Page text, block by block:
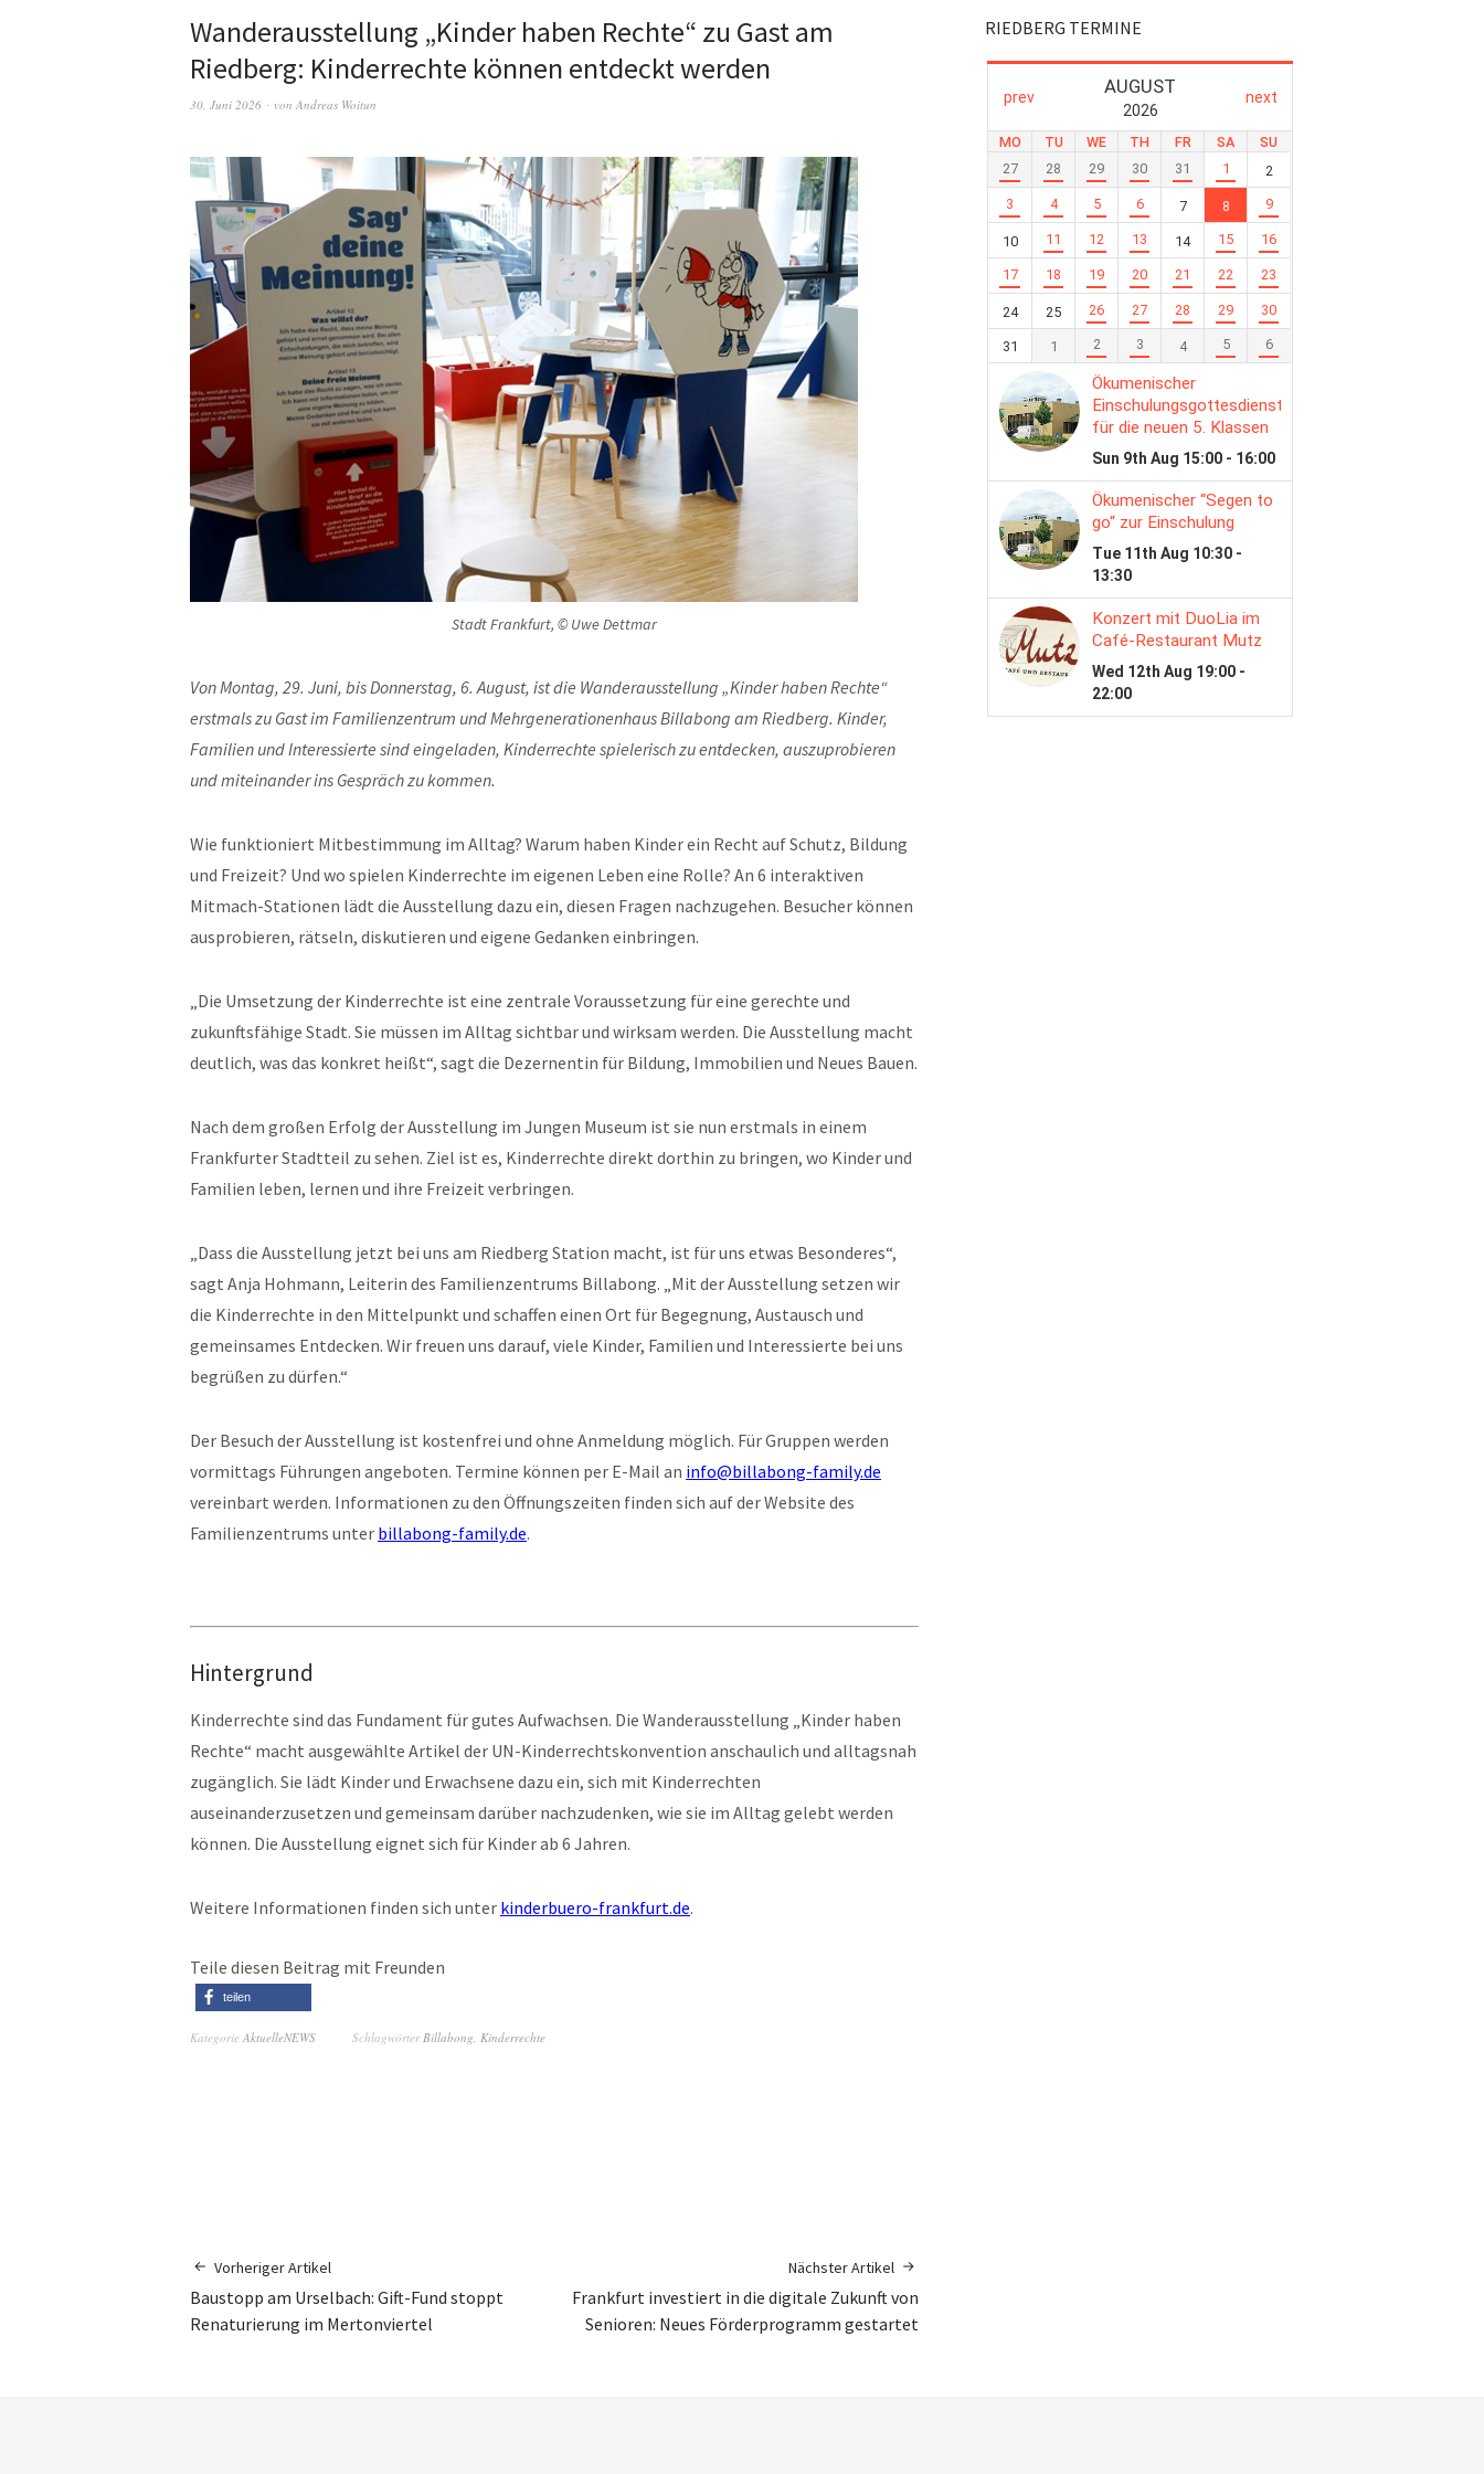
Wanderausstellung „Kinder haben Rechte“ zu Gast am
Riedberg: Kinderrechte können entdeckt werden
30. Juni 2026 von Andreas Woitun
Stadt Frankfurt, © Uwe Dettmar
Von Montag, 29. Juni, bis Donnerstag, 6. August, ist die Wanderausstellung „Kinder haben Rechte“
erstmals zu Gast im Familienzentrum und Mehrgenerationenhaus Billabong am Riedberg. Kinder,
Familien und Interessierte sind eingeladen, Kinderrechte spielerisch zu entdecken, auszuprobieren
und miteinander ins Gespräch zu kommen.
Wie funktioniert Mitbestimmung im Alltag? Warum haben Kinder ein Recht auf Schutz, Bildung
und Freizeit? Und wo spielen Kinderrechte im eigenen Leben eine Rolle? An 6 interaktiven
Mitmach-Stationen lädt die Ausstellung dazu ein, diesen Fragen nachzugehen. Besucher können
ausprobieren, rätseln, diskutieren und eigene Gedanken einbringen.
„Die Umsetzung der Kinderrechte ist eine zentrale Voraussetzung für eine gerechte und
zukunftsfähige Stadt. Sie müssen im Alltag sichtbar und wirksam werden. Die Ausstellung macht
deutlich, was das konkret heißt“, sagt die Dezernentin für Bildung, Immobilien und Neues Bauen.
Nach dem großen Erfolg der Ausstellung im Jungen Museum ist sie nun erstmals in einem
Frankfurter Stadtteil zu sehen. Ziel ist es, Kinderrechte direkt dorthin zu bringen, wo Kinder und
Familien leben, lernen und ihre Freizeit verbringen.
„Dass die Ausstellung jetzt bei uns am Riedberg Station macht, ist für uns etwas Besonderes“,
sagt Anja Hohmann, Leiterin des Familienzentrums Billabong. „Mit der Ausstellung setzen wir
die Kinderrechte in den Mittelpunkt und schaffen einen Ort für Begegnung, Austausch und
gemeinsames Entdecken. Wir freuen uns darauf, viele Kinder, Familien und Interessierte bei uns
begrüßen zu dürfen.“
Der Besuch der Ausstellung ist kostenfrei und ohne Anmeldung möglich. Für Gruppen werden
vormittags Führungen angeboten. Termine können per E-Mail an info@billabong-family.de
vereinbart werden. Informationen zu den Öffnungszeiten finden sich auf der Website des
Familienzentrums unter billabong-family.de.
Hintergrund
Kinderrechte sind das Fundament für gutes Aufwachsen. Die Wanderausstellung „Kinder haben
Rechte“ macht ausgewählte Artikel der UN-Kinderrechtskonvention anschaulich und alltagsnah
zugänglich. Sie lädt Kinder und Erwachsene dazu ein, sich mit Kinderrechten
auseinanderzusetzen und gemeinsam darüber nachzudenken, wie sie im Alltag gelebt werden
können. Die Ausstellung eignet sich für Kinder ab 6 Jahren.
Weitere Informationen finden sich unter kinderbuero-frankfurt.de.
Teile diesen Beitrag mit Freunden
teilen
Kategorie AktuelleNEWS SchlagwörterBillabong, Kinderrechte
Vorheriger Artikel
Baustopp am Urselbach: Gift-Fund stoppt
Renaturierung im Mertonviertel
Nächster Artikel
Frankfurt investiert in die digitale Zukunft von
Senioren: Neues Förderprogramm gestartet
RIEDBERG TERMINE